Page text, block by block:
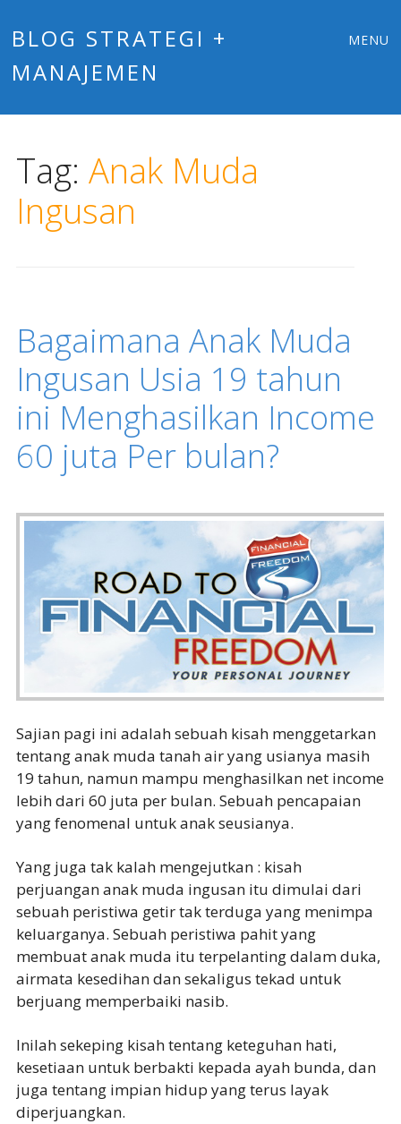
BLOG STRATEGI +
MANAJEMEN
MENU
Tag: Anak Muda
Ingusan
Bagaimana Anak Muda
Ingusan Usia 19 tahun
ini Menghasilkan Income
60 juta Per bulan?
Sajian pagi ini adalah sebuah kisah menggetarkan
tentang anak muda tanah air yang usianya masih
19 tahun, namun mampu menghasilkan net income
lebih dari 60 juta per bulan. Sebuah pencapaian
yang fenomenal untuk anak seusianya.
Yang juga tak kalah mengejutkan : kisah
perjuangan anak muda ingusan itu dimulai dari
sebuah peristiwa getir tak terduga yang menimpa
keluarganya. Sebuah peristiwa pahit yang
membuat anak muda itu terpelanting dalam duka,
airmata kesedihan dan sekaligus tekad untuk
berjuang memperbaiki nasib.
Inilah sekeping kisah tentang keteguhan hati,
kesetiaan untuk berbakti kepada ayah bunda, dan
juga tentang impian hidup yang terus layak
diperjuangkan.